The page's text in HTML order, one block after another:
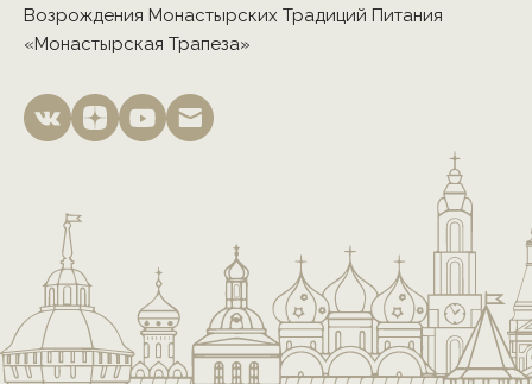
Возрождения Монастырских Традиций Питания
«Монастырская Трапеза»